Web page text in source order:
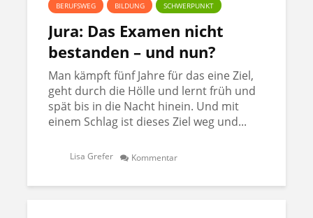
BERUFSWEG BILDUNG SCHWERPUNKT
Jura: Das Examen nicht
bestanden – und nun?
Man kämpft fünf Jahre für das eine Ziel,
geht durch die Hölle und lernt früh und
spät bis in die Nacht hinein. Und mit
einem Schlag ist dieses Ziel weg und...
Lisa Grefer Kommentar